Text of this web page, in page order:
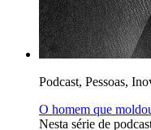
Podcast, Pessoas,
O homem que
Nesta série de